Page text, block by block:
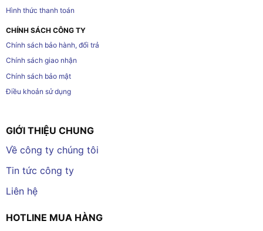
Hình thức thanh toán
CHÍNH SÁCH CÔNG TY
Chính sách bảo hành, đổi trả
Chính sách giao nhận
Chính sách bảo mật
Điều khoản sử dụng
GIỚI THIỆU CHUNG
Về công ty chúng tôi
Tin tức công ty
Liên hệ
HOTLINE MUA HÀNG